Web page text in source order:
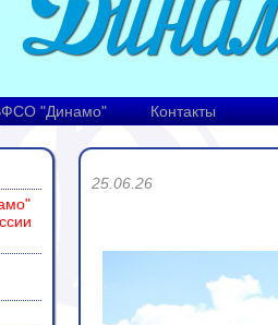
"Динамо" Контакты
25.06.26